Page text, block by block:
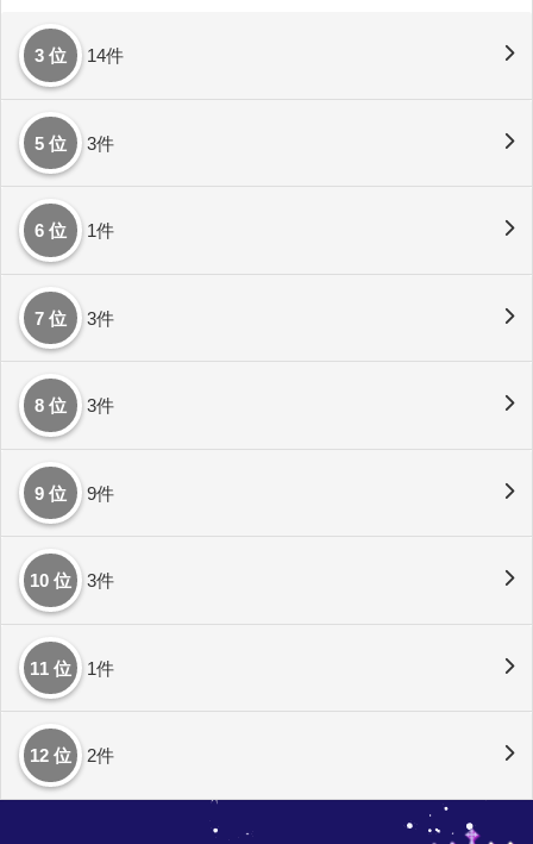
3 位 14件
5 位 3件
6 位 1件
7 位 3件
8 位 3件
9 位 9件
10 位 3件
11 位 1件
12 位 2件